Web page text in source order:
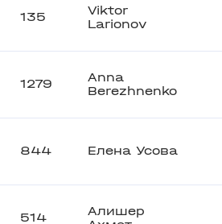
135
Viktor
Larionov
1279
Anna
Berezhnenko
844 Елена Усова
514
Алишер